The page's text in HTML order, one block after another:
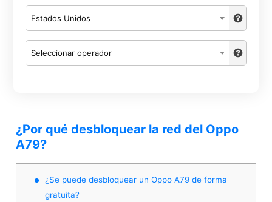
Estados Unidos
Seleccionar operador
¿Por qué desbloquear la red del Oppo
A79?
¿Se puede desbloquear un Oppo A79 de forma
gratuita?